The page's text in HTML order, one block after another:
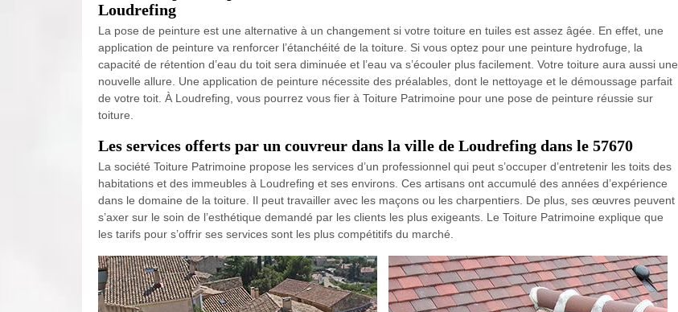
Loudrefing
La pose de peinture est une alternative à un changement si votre toiture en tuiles est assez âgée. En effet, une
application de peinture va renforcer l’étanchéité de la toiture. Si vous optez pour une peinture hydrofuge, la
capacité de rétention d’eau du toit sera diminuée et l’eau va s’écouler plus facilement. Votre toiture aura aussi une
nouvelle allure. Une application de peinture nécessite des préalables, dont le nettoyage et le démoussage parfait
de votre toit. À Loudrefing, vous pourrez vous fier à Toiture Patrimoine pour une pose de peinture réussie sur
toiture.
Les services offerts par un couvreur dans la ville de Loudrefing dans le 57670
La société Toiture Patrimoine propose les services d’un professionnel qui peut s’occuper d’entretenir les toits des
habitations et des immeubles à Loudrefing et ses environs. Ces artisans ont accumulé des années d’expérience
dans le domaine de la toiture. Il peut travailler avec les maçons ou les charpentiers. De plus, ses œuvres peuvent
s’axer sur le soin de l’esthétique demandé par les clients les plus exigeants. Le Toiture Patrimoine explique que
les tarifs pour s’offrir ses services sont les plus compétitifs du marché.